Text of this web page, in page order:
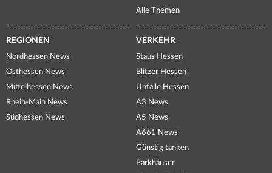
Alle Themen
REGIONEN
Nordhessen News
Osthessen News
Mittelhessen News
Rhein-Main News
Südhessen News
VERKEHR
Staus Hessen
Blitzer Hessen
Unfälle Hessen
A3 News
A5 News
A661 News
Günstig tanken
Parkhäuser